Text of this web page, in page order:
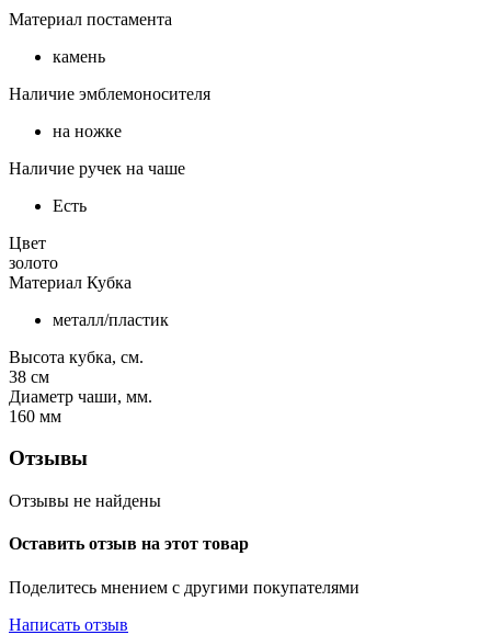
Материал постамента
камень
Наличие эмблемоносителя
на ножке
Наличие ручек на чаше
Есть
Цвет
золото
Материал Кубка
металл/пластик
Высота кубка, см.
38 см
Диаметр чаши, мм.
160 мм
Отзывы
Отзывы не найдены
Оставить отзыв на этот товар
Поделитесь мнением с другими покупателями
Написать отзыв